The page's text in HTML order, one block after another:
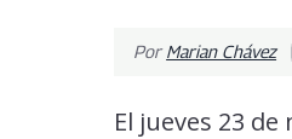
Por Marian Chávez
El jueves 23